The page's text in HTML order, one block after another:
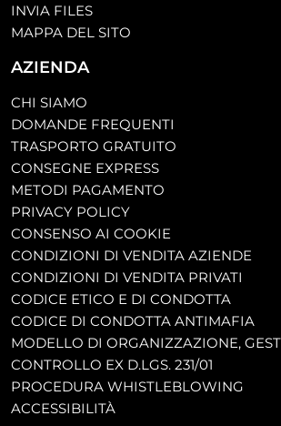
INVIA FILES
MAPPA DEL SITO
AZIENDA
CHI SIAMO
DOMANDE FREQUENTI
TRASPORTO GRATUITO
CONSEGNE EXPRESS
METODI PAGAMENTO
PRIVACY POLICY
CONSENSO AI COOKIE
CONDIZIONI DI VENDITA AZIENDE
CONDIZIONI DI VENDITA PRIVATI
CODICE ETICO E DI CONDOTTA
CODICE DI CONDOTTA ANTIMAFIA
MODELLO DI ORGANIZZAZIONE,
CONTROLLO EX D.LGS. 231/01
PROCEDURA WHISTLEBLOWING
ACCESSIBILITÀ